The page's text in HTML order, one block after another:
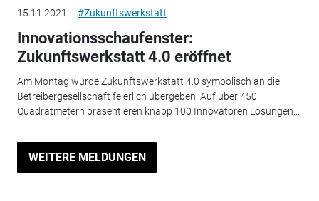
15.11.2021 #Zukunftswerkstatt
Innovationsschaufenster:
Zukunftswerkstatt 4.0 eröffnet
Am Montag wurde Zukunftswerkstatt 4.0 symbolisch an die
Betreibergesellschaft feierlich übergeben. Auf über 450
Quadratmetern präsentieren knapp 100 Innovatoren Lösungen...
WEITERE MELDUNGEN